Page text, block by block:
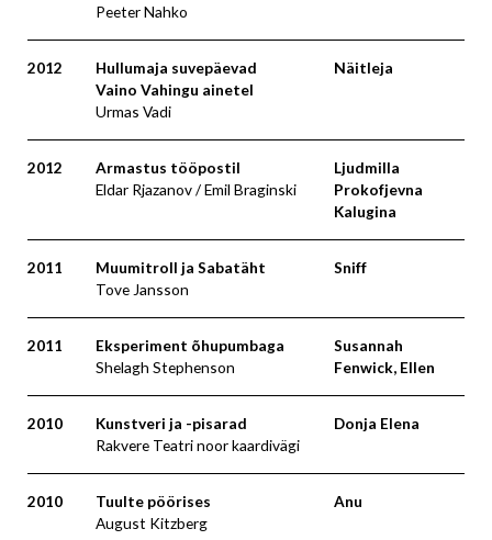
Peeter Nahko
2012
Hullumaja suvepäevad
Vaino Vahingu ainetel
Urmas Vadi
Näitleja
2012
Armastus tööpostil
Eldar Rjazanov / Emil Braginski
Ljudmilla
Prokofjevna
Kalugina
2011
Muumitroll ja Sabatäht
Tove Jansson
Sniff
2011
Eksperiment õhupumbaga
Shelagh Stephenson
Susannah
Fenwick, Ellen
2010
Kunstveri ja -pisarad
Rakvere Teatri noor kaardivägi
Donja Elena
2010
Tuulte pöörises
August Kitzberg
Anu